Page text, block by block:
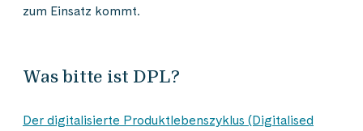
zum Einsatz kommt.
Was bitte ist DPL?
Der digitalisierte Produktlebenszyklus (Digitalised